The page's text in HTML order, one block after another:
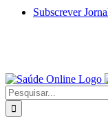
Skip
Subscrever
Pesquisar